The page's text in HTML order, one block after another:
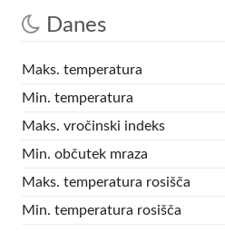
Danes
Maks. temperatura
Min. temperatura
Maks. vročinski indeks
Min. občutek mraza
Maks. temperatura rosišča
Min. temperatura rosišča